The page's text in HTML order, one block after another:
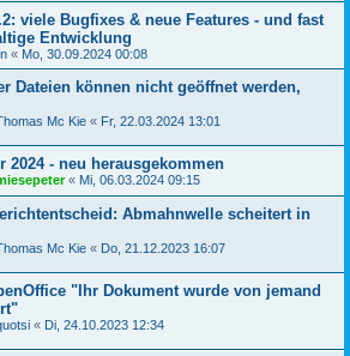
viele Bugfixes & neue Features - und fast
Entwicklung
« Mo, 30.09.2024 00:08
Dateien können nicht geöffnet werden,
Mc Kie « Fr, 22.03.2024 13:01
2024 - neu herausgekommen
« Mi, 06.03.2024 09:15
Abmahnwelle scheitert in
Mc Kie « Do, 21.12.2023 16:07
"Ihr Dokument wurde von jemand
« Di, 24.10.2023 12:34